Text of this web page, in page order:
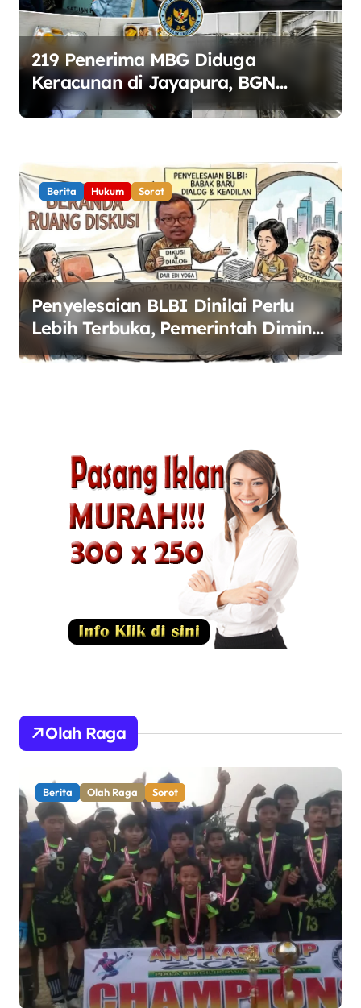
219 Penerima MBG Diduga
Keracunan di Jayapura, BGN
Perketat Pengawasan Keamanan
Berita Hukum Sorot
Penyelesaian BLBI Dinilai Perlu
Lebih Terbuka, Pemerintah Diminta
Buka Ruang Dialog
Olah Raga
Berita Olah Raga Sorot